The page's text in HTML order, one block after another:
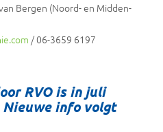
Bergen (Noord- en Midden-
/ 06-3659 6197
RVO is in juli
info volgt